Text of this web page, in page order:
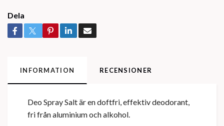
Dela
INFORMATION RECENSIONER
Deo Spray Salt är en doftfri, effektiv deodorant,
fri från aluminium och alkohol.